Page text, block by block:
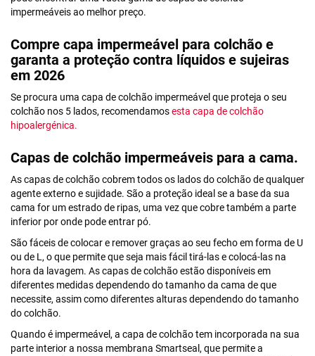
impermeáveis ao melhor preço.
Compre capa impermeável para colchão e
garanta a proteção contra líquidos e sujeiras
em 2026
Se procura uma capa de colchão impermeável que proteja o seu
colchão nos 5 lados, recomendamosesta capa de colchão
hipoalergénica.
Capas de colchão impermeáveis para a cama.
As capas de colchão cobrem todos os lados do colchão de qualquer
agente externo e sujidade. São a proteção ideal se a base da sua
cama for um estrado de ripas, uma vez que cobre também a parte
inferior por onde pode entrar pó.
São fáceis de colocar e remover graças ao seu fecho em forma de U
ou de L, o que permite que seja mais fácil tirá-las e colocá-las na
hora da lavagem. As capas de colchão estão disponíveis em
diferentes medidas dependendo do tamanho da cama de que
necessite, assim como diferentes alturas dependendo do tamanho
do colchão.
Quando é impermeável, a capa de colchão tem incorporada na sua
parte interior a nossa membrana Smartseal, que permite a